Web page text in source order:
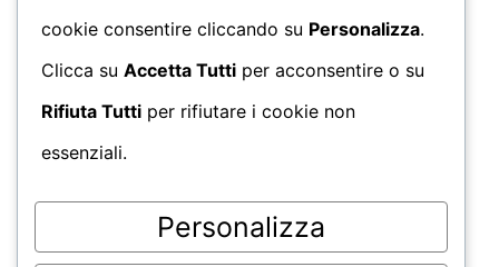
cookie consentire cliccando su Personalizza.
Clicca su Accetta Tutti per acconsentire o su
Rifiuta Tutti per rifiutare i cookie non
essenziali.
Personalizza